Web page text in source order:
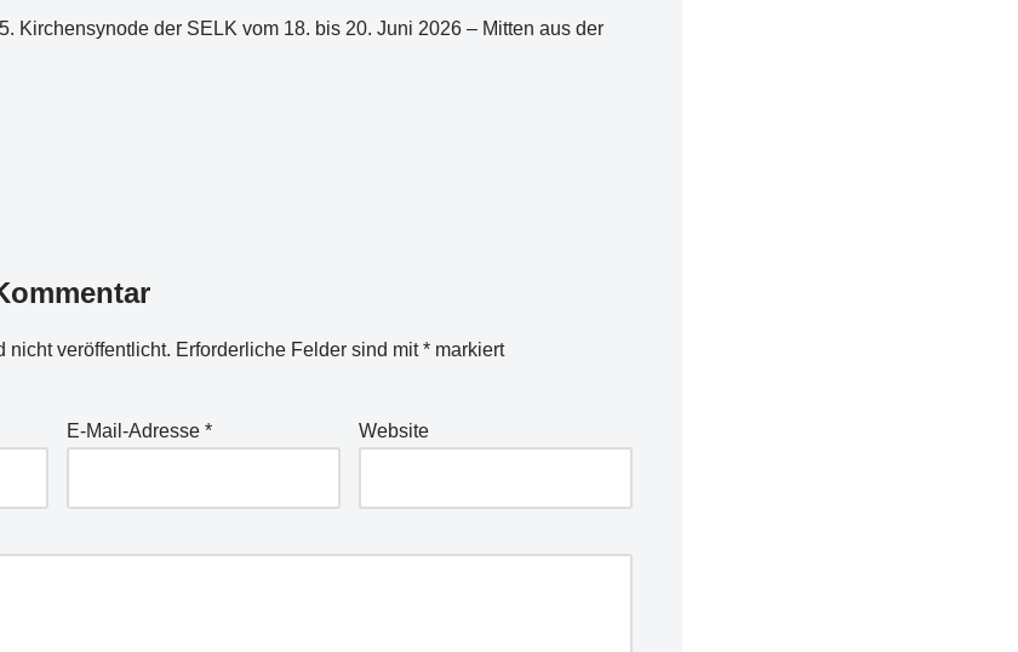
Kirchensynode der SELK vom 18. bis 20. Juni 2026 – Mitten aus der
nicht veröffentlicht. Erforderliche Felder sind mit*markiert
E-Mail-Adresse * Website